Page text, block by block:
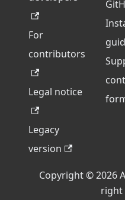
For
contributors
Legal notice
Legacy
version
Copyright © 2026
right